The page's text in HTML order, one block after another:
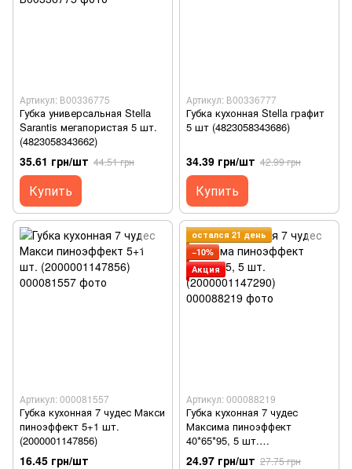
Артикул: В00336775
Губка универсальная Stella
Sarantis мегапористая 5 шт.
(4823058343662)
35.61 грн/шт 44.51 грн
Купить
Артикул: В00336777
Губка кухонная Stella графит
5 шт (4823058343686)
34.39 грн/шт 42.99 грн
Купить
Артикул: 000081557
Губка кухонная 7 чудес Макси
пиноэффект 5+1 шт.
(2000001147856)
16.45 грн/шт
остался 21 день
−10%
Акция
Артикул: 000088219
Губка кухонная 7 чудес
Максима пиноэффект
40*65*95, 5 шт.
(2000001147290)
24.97 грн/шт 27.75 грн